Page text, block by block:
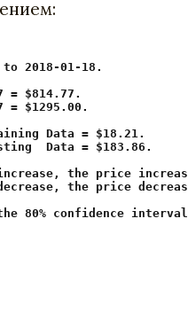
2018-01-18.
= $814.77.
= $1295.00.
Data = $18.21.
Data = $183.86.
the price
the price
80% confidence